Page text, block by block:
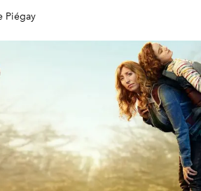
les cases du polar sans
elle nous a hypnotisé.
Piégay